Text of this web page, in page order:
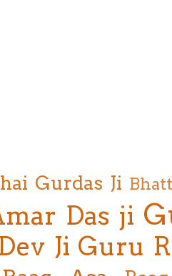
Gurdas Ji
Das ji
Ji Guru